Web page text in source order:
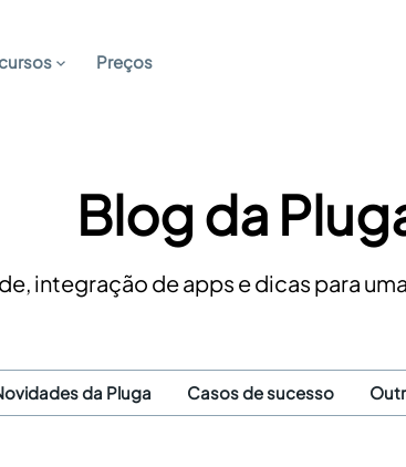
Preços
Blog da
integração de apps e dicas para
da Pluga Casos de sucesso